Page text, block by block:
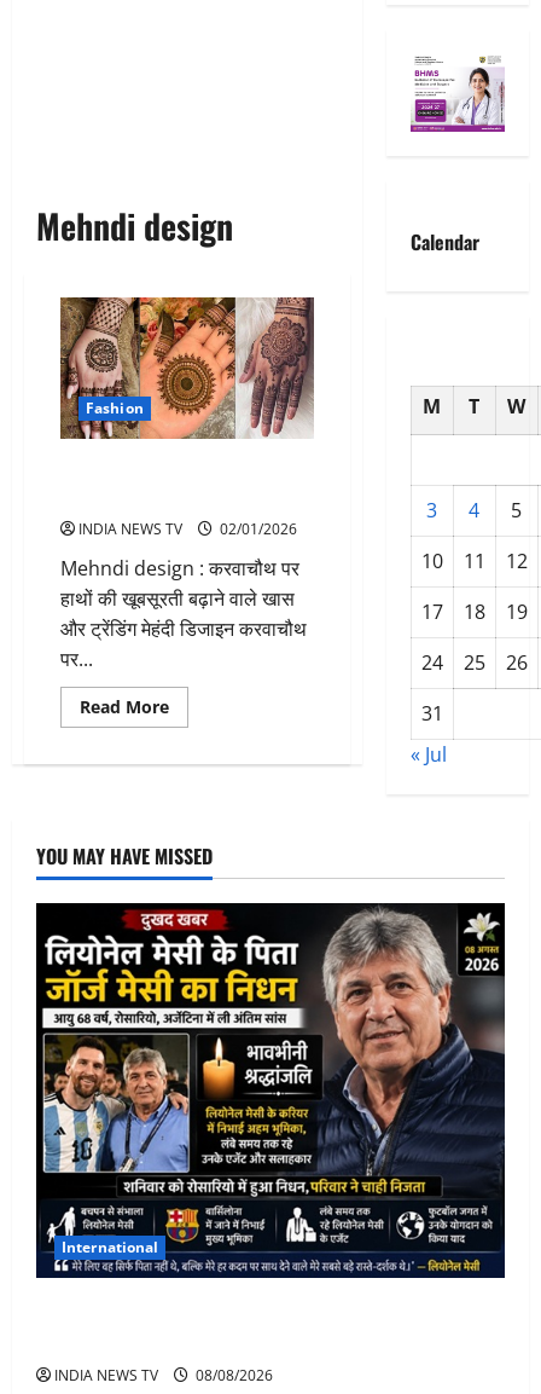
Mehndi design
Fashion
INDIA NEWS TV 02/01/2026
Mehndi design : करवाचौथ पर
हाथों की खूबसूरती बढ़ाने वाले खास
और ट्रेंडिंग मेहंदी डिजाइन करवाचौथ
पर...
Read MoreRead
more
design
महंदी
डिजाइन
Calendar
M T W
3 4
5
10
11
12
17
18
19
24
25
26
31
« Jul
YOU MAY HAVE MISSED
International
INDIA NEWS TV 08/08/2026